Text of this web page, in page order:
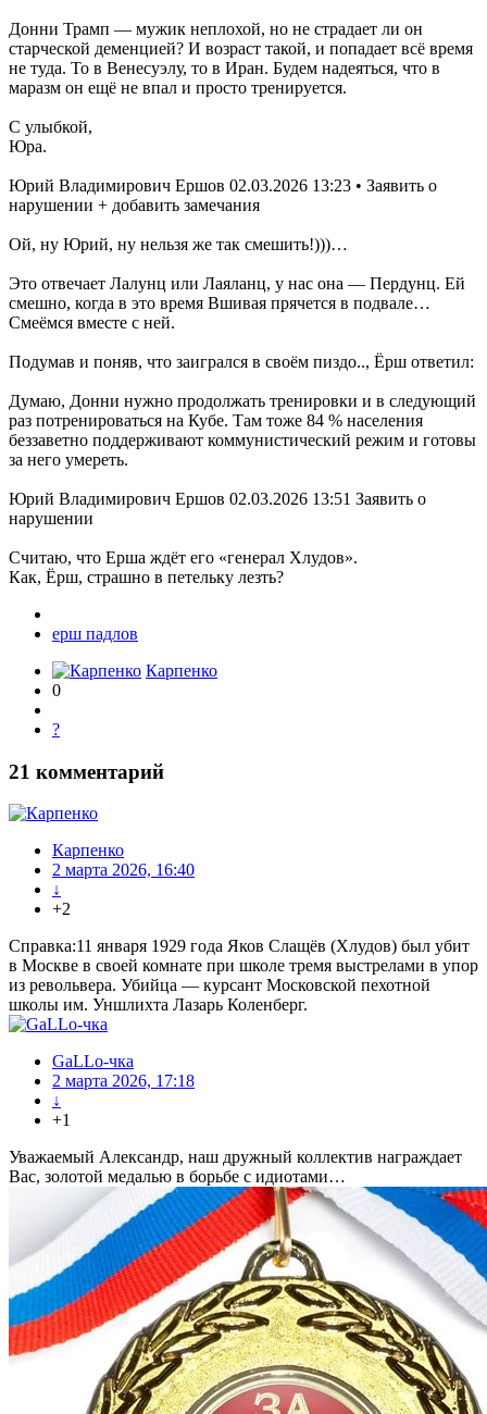
Донни Трамп — мужик неплохой, но не страдает ли он
старческой деменцией? И возраст такой, и попадает всё время
не туда. То в Венесуэлу, то в Иран. Будем надеяться, что в
маразм он ещё не впал и просто тренируется.
С улыбкой,
Юра.
Юрий Владимирович Ершов 02.03.2026 13:23 • Заявить о
нарушении + добавить замечания
Ой, ну Юрий, ну нельзя же так смешить!)))…
Это отвечает Лалунц или Лаяланц, у нас она — Пердунц. Ей
смешно, когда в это время Вшивая прячется в подвале…
Смеёмся вместе с ней.
Подумав и поняв, что заигрался в своём пиздо.., Ёрш ответил:
Думаю, Донни нужно продолжать тренировки и в следующий
раз потренироваться на Кубе. Там тоже 84 % населения
беззаветно поддерживают коммунистический режим и готовы
за него умереть.
Юрий Владимирович Ершов 02.03.2026 13:51 Заявить о
нарушении
Считаю, что Ерша ждёт его «генерал Хлудов».
Как, Ёрш, страшно в петельку лезть?
ерш падлов
Карпенко
0
?
21 комментарий
Карпенко
2 марта 2026, 16:40
↓
+2
Справка:11 января 1929 года Яков Слащёв (Хлудов) был убит
в Москве в своей комнате при школе тремя выстрелами в упор
из револьвера. Убийца — курсант Московской пехотной
школы им. Уншлихта Лазарь Коленберг.
GaLLo-чка
2 марта 2026, 17:18
↓
+1
Уважаемый Александр, наш дружный коллектив награждает
Вас, золотой медалью в борьбе с идиотами…